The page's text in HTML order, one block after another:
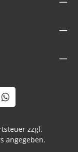
zzgl.
angegeben.